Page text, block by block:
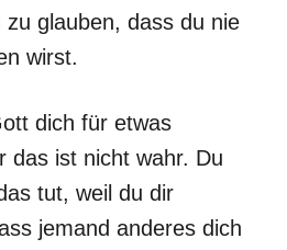
glauben, dass du nie
wirst.
dich für etwas
das ist nicht wahr. Du
tut, weil du dir
jemand anderes dich